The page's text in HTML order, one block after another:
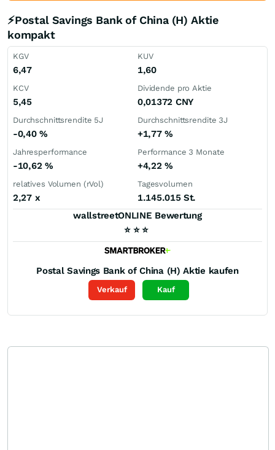
⚡Postal Savings Bank of China (H) Aktie
kompakt
KGV
6,47
KUV
1,60
KCV
5,45
Dividende pro Aktie
0,01372 CNY
Durchschnittsrendite 5J
-0,40%
Durchschnittsrendite 3J
+1,77%
Jahresperformance
-10,62 %
Performance 3 Monate
+4,22%
relatives Volumen (rVol)
2,27 x
Tagesvolumen
1.145.015 St.
wallstreetONLINE Bewertung
⭐ ⭐ ⭐
Postal Savings Bank of China (H) Aktie kaufen
Verkauf Kauf